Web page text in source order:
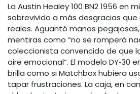
La Austin Healey 100 BN2 1956 en
sobrevivido a más desgracias
reales. Aguantó manos
mentiras como “no se romperá
coleccionista convencido de que
aire emocional”. El modelo DY‑30
brilla como si Matchbox hubiera
tapar frustraciones. La caja, en